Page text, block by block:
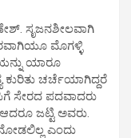
ಸೃಜನಶೀಲವಾಗಿ
ಮೊಗಳ್ಳಿ
ಯಾರೂ
ಕುರಿತು ಚರ್ಚೆಯಾಗಿದ್ದರೆ
ಸೇರದ ಪದವಾದರು
ಆದರೂ ಜಟ್ಟಿ ಅವರು.
ನೋಡಲಿಲ್ಲ ಎಂದು